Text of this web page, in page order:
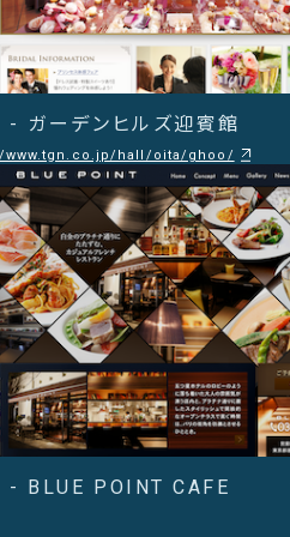
- ガーデンヒルズ迎賓館
www.tgn.co.jp/hall/oita/ghoo/
- BLUE POINT CAFE